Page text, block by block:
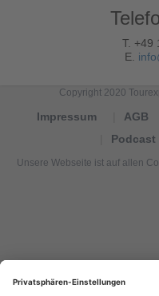
T. +49
E.
Copyright 2020
Impressum AGB
Podcast
Unsere Webseite ist auf allen
news,